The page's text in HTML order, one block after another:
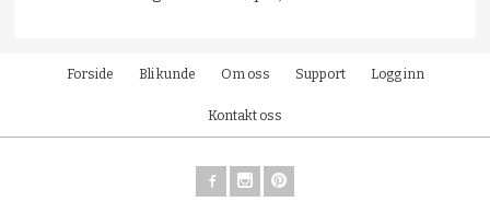
Forside Bli kunde Om oss Support Logg inn
Kontakt oss